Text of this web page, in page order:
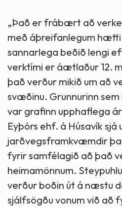
„Það er frábært að
með áþreifanlegum hætti
sannarlega beðið lengi
verktími er áætlaður 12.
það verður mikið um að
svæðinu. Grunnurinn sem
var grafinn upphaflega
Eyþórs ehf. á Húsavík sjá
jarðvegsframkvæmdir
fyrir samfélagið að það
heimamönnum.
verður boðin út á næstu
sjálfsögðu vonum við að